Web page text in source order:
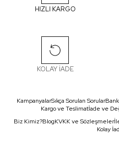
HIZLI KARGO
KOLAY İADE
KampanyalarSıkça Sorulan Sorular
Kargo ve Teslimatİade ve
Biz Kimiz?BlogKVKK ve Sözleşmeler
Kolay